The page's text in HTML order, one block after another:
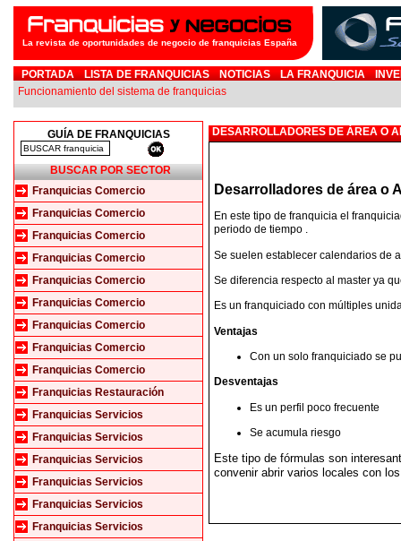
La revista de oportunidades de negocio de franquicias España
PORTADA LISTA DE FRANQUICIAS NOTICIAS LA FRANQUICIA
Funcionamiento del sistema de franquicias
GUÍA DE FRANQUICIAS
BUSCAR POR SECTOR
Franquicias Comercio
Franquicias Comercio
Franquicias Comercio
Franquicias Comercio
Franquicias Comercio
Franquicias Comercio
Franquicias Comercio
Franquicias Comercio
Franquicias Comercio
Franquicias Restauración
Franquicias Servicios
Franquicias Servicios
Franquicias Servicios
Franquicias Servicios
Franquicias Servicios
Franquicias Servicios
DESARROLLADORES DE ÁREA O
Desarrolladores de área o
En este tipo de franquicia el
periodo de tiempo .
Se suelen establecer calendarios de
Se diferencia respecto al master ya
Es un franquiciado con múltiples
Ventajas
Con un solo franquiciado se
Desventajas
Es un perfil poco frecuente
Se acumula riesgo
Este tipo de fórmulas son
convenir abrir varios locales con